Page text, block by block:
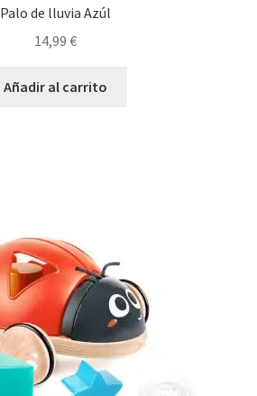
Palo de lluvia Azúl
14,99 €
Añadir al carrito